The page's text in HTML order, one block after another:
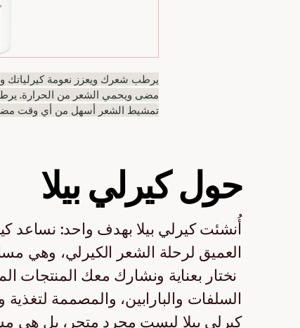
يرطب شعرك ويعزز نعومة
مضى ويحمي الشعر من الحرارة.
تمشيط الشعر أسهل من أي وقت
حول كيرلي بيلا
أُنشئت كيرلي بيلا بهدف واحد: نساعد
العميق لرحلة الشعر الكيرلي، وهي
نختار بعناية ونشارك معك المنتجات
السلفات والبارابين، والمصممة
كيرلي بيلا ليست مجرد متجر، بل هي